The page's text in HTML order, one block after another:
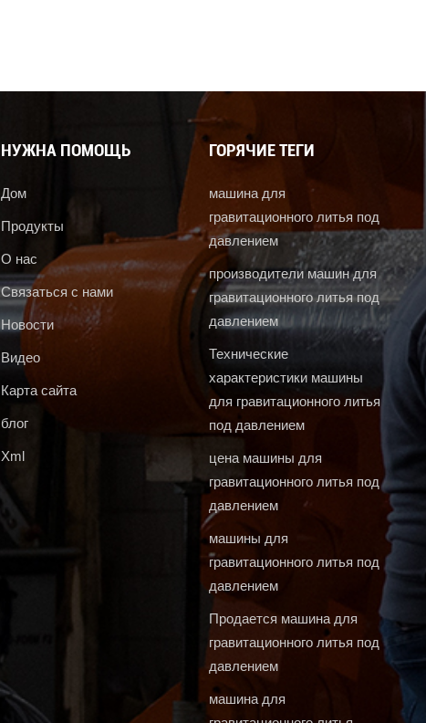
НУЖНА ПОМОЩЬ
Дом
Продукты
О нас
Связаться с нами
Новости
Видео
Карта сайта
блог
Xml
ГОРЯЧИЕ ТЕГИ
машина для
гравитационного литья под
давлением
производители машин для
гравитационного литья под
давлением
Технические
характеристики машины
для гравитационного литья
под давлением
цена машины для
гравитационного литья под
давлением
машины для
гравитационного литья под
давлением
Продается машина для
гравитационного литья под
давлением
машина для